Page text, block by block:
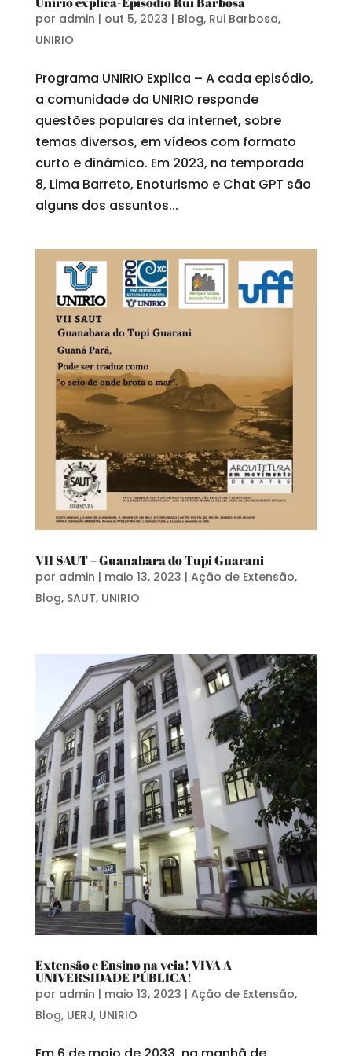
por admin | out 5, 2023 | Blog, Rui Barbosa,
UNIRIO
Programa UNIRIO Explica – A cada episódio,
a comunidade da UNIRIO responde
questões populares da internet, sobre
temas diversos, em vídeos com formato
curto e dinâmico. Em 2023, na temporada
8, Lima Barreto, Enoturismo e Chat GPT são
alguns dos assuntos...
VII SAUT – Guanabara do Tupi Guarani
por admin | maio 13, 2023 | Ação de Extensão,
Blog, SAUT, UNIRIO
Extensão e Ensino na veia! VIVA A
UNIVERSIDADE PÚBLICA!
por admin | maio 13, 2023 | Ação de Extensão,
Blog, UERJ, UNIRIO